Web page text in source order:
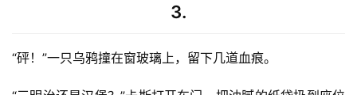
3.
“砰！”一只乌鸦撞在窗玻璃上，留下几道血痕。